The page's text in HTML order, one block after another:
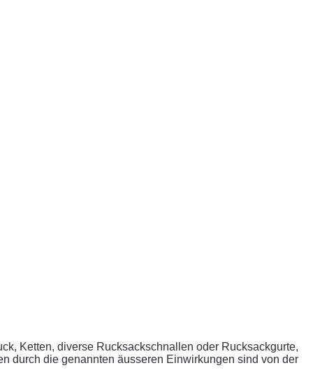
Ketten, diverse Rucksackschnallen oder Rucksackgurte,
durch die genannten äusseren Einwirkungen sind von der